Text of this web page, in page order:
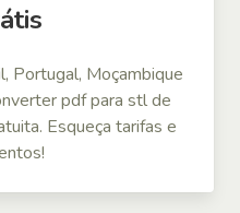
Portugal, Moçambique
pdf para stl de
Esqueça tarifas e